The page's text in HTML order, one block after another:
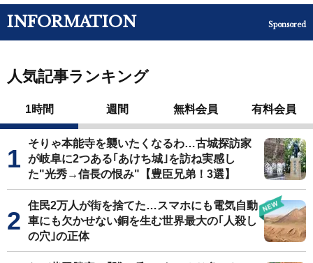
INFORMATION Sponsored
人気記事ランキング
1時間 週間 無料会員 有料会員
そりゃ本能寺を襲いたくなるわ…古城探訪家
が岐阜に2つある｢あけち城｣を訪ね実感し
た"光秀→信長の恨み"【豊臣兄弟！3選】
住民2万人が街を捨てた…スマホにも電気自動
車にも欠かせない銅を生む世界最大の｢人殺し
の穴｣の正体